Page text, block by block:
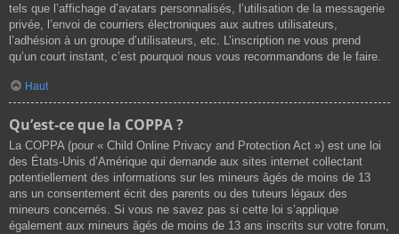
tels que l’affichage d’avatars personnalisés, l’utilisation de la messagerie
privée, l’envoi de courriers électroniques aux autres utilisateurs,
l’adhésion à un groupe d’utilisateurs, etc. L’inscription ne vous prend
qu’un court instant, c’est pourquoi nous vous recommandons de le faire.
Haut
Qu’est-ce que la COPPA ?
La COPPA (pour « Child Online Privacy and Protection Act ») est une loi
des États-Unis d’Amérique qui demande aux sites internet collectant
potentiellement des informations sur les mineurs âgés de moins de 13
ans un consentement écrit des parents ou des tuteurs légaux des
mineurs concernés. Si vous ne savez pas si cette loi s’applique
également aux mineurs âgés de moins de 13 ans inscrits sur votre forum,